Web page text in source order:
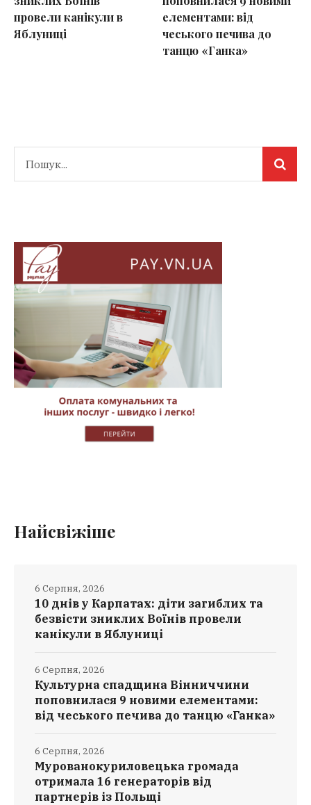
провели канікули в
Яблуниці
елементами: від
чеського печива до
танцю «Ганка»
Найсвіжіше
10 днів у Карпатах: діти загиблих та
безвісти зниклих Воїнів провели
канікули в Яблуниці
6 Серпня, 2026
Культурна спадщина Вінниччини
поповнилася 9 новими елементами:
від чеського печива до танцю «Ганка»
6 Серпня, 2026
Мурованокуриловецька громада
отримала 16 генераторів від
партнерів із Польщі
6 Серпня, 2026